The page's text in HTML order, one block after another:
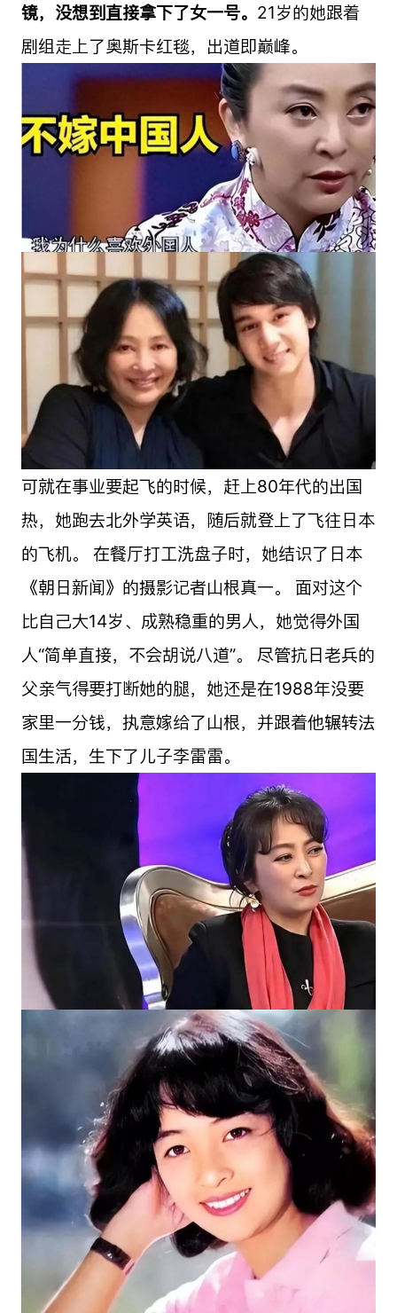
镜，没想到直接拿下了女一号。 21岁的她跟着
剧组走上了奥斯卡红毯，出道即巅峰。
可就在事业要起飞的时候，赶上80年代的出国
热，她跑去北外学英语，随后就登上了飞往日本
的飞机。 在餐厅打工洗盘子时，她结识了日本
《朝日新闻》的摄影记者山根真一。 面对这个
比自己大14岁、成熟稳重的男人，她觉得外国
人“简单直接，不会胡说八道”。 尽管抗日老兵的
父亲气得要打断她的腿，她还是在1988年没要
家里一分钱，执意嫁给了山根，并跟着他辗转法
国生活，生下了儿子李雷雷。